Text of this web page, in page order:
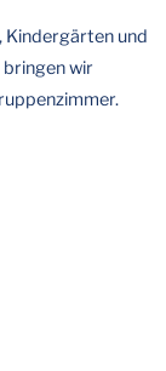
Kindergärten und
wir